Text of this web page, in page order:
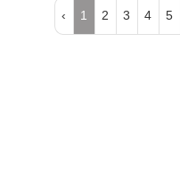
‹ 1 2 3 4 5